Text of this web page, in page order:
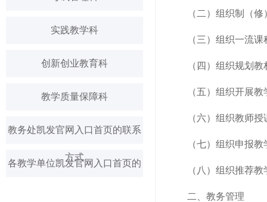
实践教学科
创新创业教育科
教学质量保障科
教务处凯发官网入口首页的联系
方式
各教学单位凯发官网入口首页的
（二）组织制（
（三）组织一流
（四）组织规划
（五）组织开展
（六）组织教师
（七）组织申报
（八）组织推荐
二、教务管理